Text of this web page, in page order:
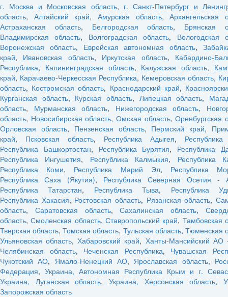
г. Москва и Московская область, г. Санкт-Петербург и
область, Алтайский край,Амурская область,Архангельская
Астраханская область, Белгородская область, Брянская
Владимирская область, Волгоградская область, Вологодская
Воронежская область, Еврейская автономная область,
край, Ивановская область, Иркутская область, Кабардино-
Республика, Калининградская область, Калужская область,
край, Карачаево-Черкесская Республика, Кемеровская область,
область, Костромская область, Краснодарский край,
Курганская область, Курская область, Липецкая область,
область, Мурманская область, Нижегородская область,
область, Новосибирская область,Омская область,Оренбургская
Орловская область, Пензенская область, Пермский край,
край, Псковская область, Республика Адыгея,
Республика Башкортостан, Республика Бурятия, Республика
Республика Ингушетия, Республика Калмыкия, Республика
Республика Коми, Республика Марий Эл, Республика
Республика Саха (Якутия), Республика Северная Осетия -
Республика Татарстан, Республика Тыва, Республика
Республика Хакасия, Ростовская область, Рязанская область,
область, Саратовская область,Сахалинская область,
область,Смоленская область,Ставропольский край, Тамбовская
Тверская область,Томская область, Тульская область, Тюменская
Ульяновская область, Хабаровский край, Ханты-Мансийский
Челябинская область, Чеченская Республика, Чувашская
Чукотский АО, Ямало-Ненецкий АО, Ярославская область,
Федерация, Украина, Автономная Республика Крым и г.
Украина, Луганская область,Украина, Херсонская область,
Запорожская область